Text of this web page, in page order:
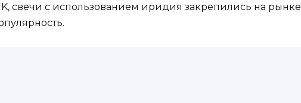
свечи с использованием иридия закрепились на рынке